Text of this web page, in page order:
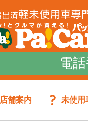
電
店舗案内 未使用